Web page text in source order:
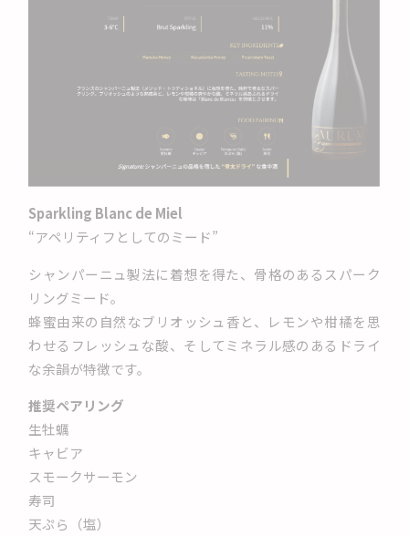
Sparkling Blanc de Miel
“アペリティフとしてのミード”
シャンパーニュ製法に着想を得た、骨格のあるスパーク
リングミード。
蜂蜜由来の自然なブリオッシュ香と、レモンや柑橘を思
わせるフレッシュな酸、そしてミネラル感のあるドライ
な余韻が特徴です。
推奨ペアリング
生牡蠣
キャビア
スモークサーモン
寿司
天ぷら（塩）